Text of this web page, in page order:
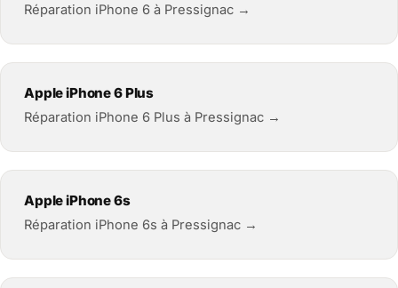
Réparation iPhone 6 à Pressignac →
Apple iPhone 6 Plus
Réparation iPhone 6 Plus à Pressignac →
Apple iPhone 6s
Réparation iPhone 6s à Pressignac →